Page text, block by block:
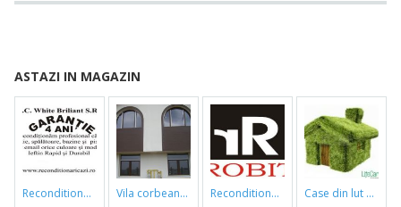
ASTAZI IN MAGAZIN
reconditionari cazi de baie vila corbeanca reconditionari cazi de baie case din lut si paie